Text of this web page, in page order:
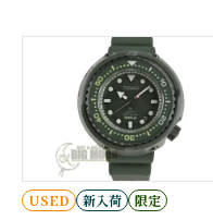
USED 新入荷 限定